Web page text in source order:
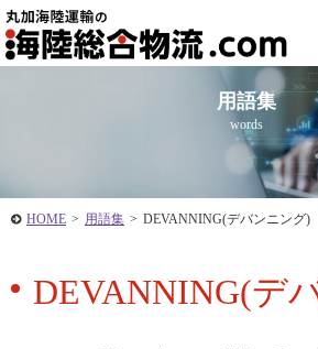
用語集
words
HOME > 用語集 > DEVANNING(デバンニング)
DEVANNING(デ